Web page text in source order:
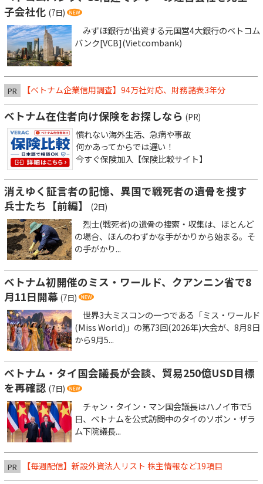
子会社化 (7日)
みずほ銀行が出資する元国営4大銀行のベトコム
バンク[VCB](Vietcombank)
PR 【ベトナム企業信用調査】94万社対応、財務諸表3年分
ベトナム在住者向け保険をお探しなら (PR)
慣れない海外生活、急病や事故
何かあってからでは遅い！
今すぐ保険加入【保険比較サイト】
消えゆく証言者の記憶、異国で戦死者の遺骨を捜す
兵士たち【前編】
(2日)
烈士(戦死者)の遺骨の捜索・収集は、ほとんど
の場合、ほんのわずかな手がかりから始まる。そ
の手がかり...
ベトナム初開催のミス・ワールド、クアンニン省で8
月11日開幕 (7日)
世界3大ミスコンの一つである「ミス・ワールド
(Miss World)」の第73回(2026年)大会が、8月8日
から9月5...
ベトナム・タイ国会議長が会談、貿易250億USD目標
を再確認 (7日)
チャン・タイン・マン国会議長はハノイ市で5
日、ベトナムを公式訪問中のタイのソポン・ザラ
ム下院議長...
PR 【毎週配信】新設外資法人リスト 株主情報など19項目